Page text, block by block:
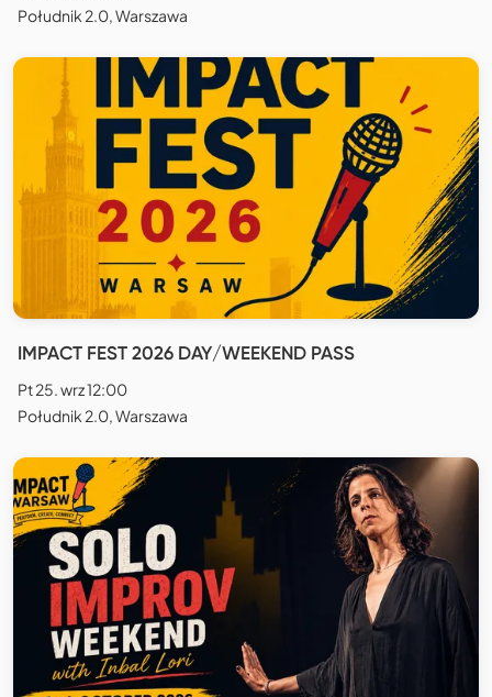
Południk 2.0, Warszawa
IMPACT FEST 2026 DAY/WEEKEND PASS
Pt 25. wrz 12:00
Południk 2.0, Warszawa